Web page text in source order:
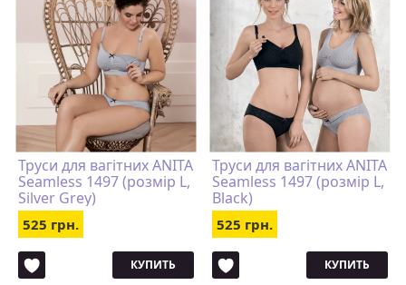
Труси для вагітних ANITA
Seamless 1497 (розмір L,
Silver Grey)
525 грн.
КУПИТЬ
Труси для вагітних ANITA
Seamless 1497 (розмір L,
Black)
525 грн.
КУПИТЬ